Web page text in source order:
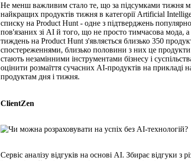
Не менш важливим стало те, що за підсумками тижня
найкращих продуктів тижня в категорії Artificial
списку на Product Hunt - одне з підтверджень
пов'язаних зі АІ й того, що не просто тимчасова мода,
тиждень на Product Hunt з'являється близько 350
спостереженнями, близько половини з них це
стають незамінними інструментами бізнесу і
оцінити розмаїття сучасних AI-продуктів на прикладі
продуктам дня і тижня.
ClientZen
Сервіс аналізу відгуків на основі АІ. Збирає відгуки з